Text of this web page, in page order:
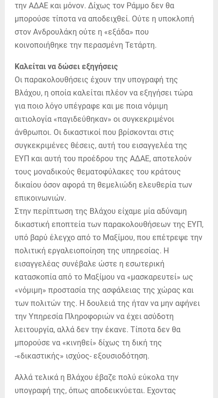
την ΑΔΑΕ και μόνον. Δίχως τον Ράμμο δεν θα
μπορούσε τίποτα να αποδειχθεί. Ούτε η υποκλοπή
στον Ανδρουλάκη ούτε η «εξάδα» που
κοινοποιήθηκε την περασμένη Τετάρτη.
Καλείται να δώσει εξηγήσεις
Οι παρακολουθήσεις έχουν την υπογραφή της
Βλάχου, η οποία καλείται πλέον να εξηγήσει τώρα
για ποιο λόγο υπέγραφε και με ποια νόμιμη
αιτιολογία «παγιδεύθηκαν» οι συγκεκριμένοι
άνθρωποι. Οι δικαστικοί που βρίσκονται στις
συγκεκριμένες θέσεις, αυτή του εισαγγελέα της
ΕΥΠ και αυτή του προέδρου της ΑΔΑΕ, αποτελούν
τους μοναδικούς θεματοφύλακες του κράτους
δικαίου όσον αφορά τη θεμελιώδη ελευθερία των
επικοινωνιών.
Στην περίπτωση της Βλάχου είχαμε μία αδύναμη
δικαστική εποπτεία των παρακολουθήσεων της ΕΥΠ,
υπό βαρύ έλεγχο από το Μαξίμου, που επέτρεψε την
πολιτική εργαλειοποίηση της υπηρεσίας. Η
εισαγγελέας συνέβαλε ώστε η εσωτερική
κατασκοπία από το Μαξίμου να «μασκαρευτεί» ως
«νόμιμη» προστασία της ασφάλειας της χώρας και
των πολιτών της. Η δουλειά της ήταν να μην αφήνει
την Υπηρεσία Πληροφοριών να έχει ασύδοτη
λειτουργία, αλλά δεν την έκανε. Τίποτα δεν θα
μπορούσε να «κινηθεί» δίχως τη δική της
-«δικαστικής» ισχύος- εξουσιοδότηση.
Αλλά τελικά η Βλάχου έβαζε πολύ εύκολα την
υπογραφή της, όπως αποδεικνύεται. Εχοντας